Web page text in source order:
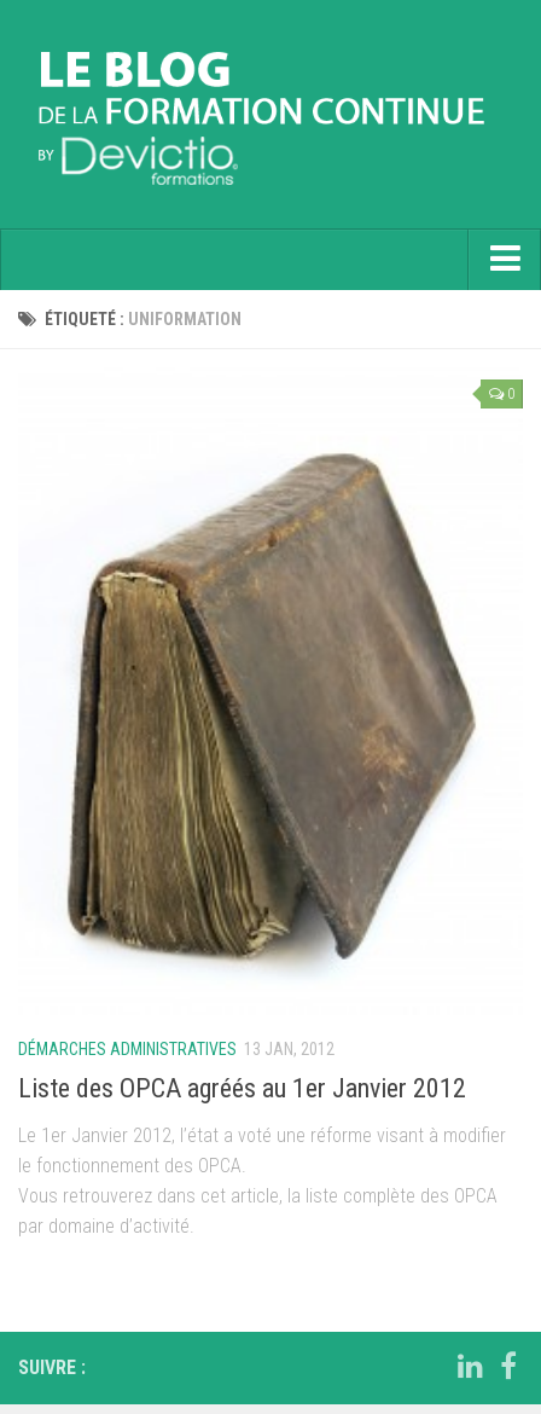
Accueil
ÉTIQUETÉ : UNIFORMATION
0
DÉMARCHES ADMINISTRATIVES 13 JAN, 2012
Liste des OPCA agréés au 1er Janvier 2012
Le 1er Janvier 2012, l’état a voté une réforme visant à modifier
le fonctionnement des OPCA.
Vous retrouverez dans cet article, la liste complète des OPCA
par domaine d’activité.
SUIVRE :